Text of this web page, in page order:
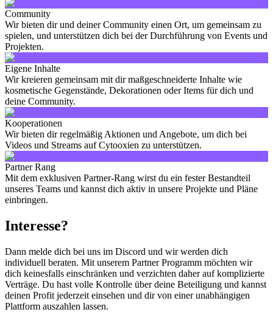
Community
Wir bieten dir und deiner Community einen Ort, um gemeinsam zu
spielen, und unterstützen dich bei der Durchführung von Events und
Projekten.
Eigene Inhalte
Wir kreieren gemeinsam mit dir maßgeschneiderte Inhalte wie
kosmetische Gegenstände, Dekorationen oder Items für dich und
deine Community.
Kooperationen
Wir bieten dir regelmäßig Aktionen und Angebote, um dich bei
Videos und Streams auf Cytooxien zu unterstützen.
Partner Rang
Mit dem exklusiven Partner-Rang wirst du ein fester Bestandteil
unseres Teams und kannst dich aktiv in unsere Projekte und Pläne
einbringen.
Interesse?
Dann melde dich bei uns im Discord und wir werden dich
individuell beraten. Mit unserem Partner Programm möchten wir
dich keinesfalls einschränken und verzichten daher auf komplizierte
Verträge. Du hast volle Kontrolle über deine Beteiligung und kannst
deinen Profit jederzeit einsehen und dir von einer unabhängigen
Plattform auszahlen lassen.